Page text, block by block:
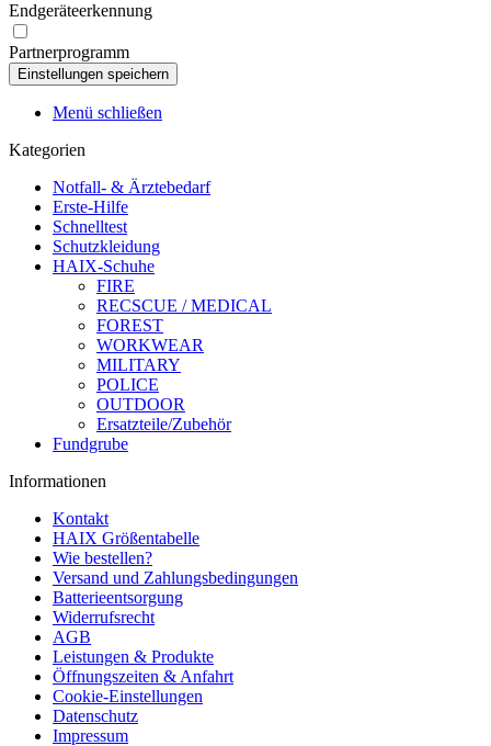
Endgeräteerkennung
Partnerprogramm
Menü schließen
Kategorien
Notfall- & Ärztebedarf
Erste-Hilfe
Schnelltest
Schutzkleidung
HAIX-Schuhe
FIRE
RECSCUE / MEDICAL
FOREST
WORKWEAR
MILITARY
POLICE
OUTDOOR
Ersatzteile/Zubehör
Fundgrube
Informationen
Kontakt
HAIX Größentabelle
Wie bestellen?
Versand und Zahlungsbedingungen
Batterieentsorgung
Widerrufsrecht
AGB
Leistungen & Produkte
Öffnungszeiten & Anfahrt
Cookie-Einstellungen
Datenschutz
Impressum